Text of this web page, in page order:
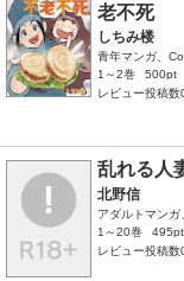
老不死
しちみ楼
青年マンガ、
1～2巻
500pt
レビュー投稿数
乱れる人
北野信
アダルトマン
1～20巻
495pt
レビュー投稿数